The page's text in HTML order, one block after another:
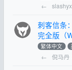
←
刺客信条
完全版（
繁体中文
← 倪马丹